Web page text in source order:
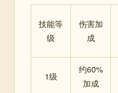
技能等
级
伤害加
成
1级
约60%
加成